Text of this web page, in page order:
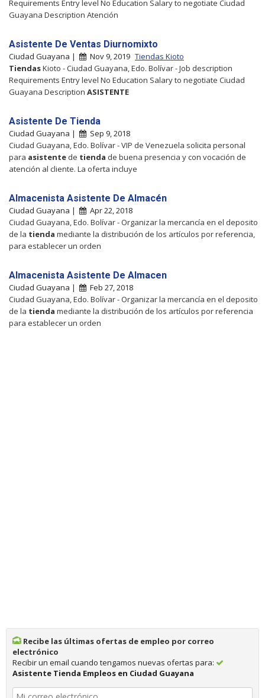
Requirements Entry level No Education Salary to negotiate Ciudad
Guayana Description Atención
Asistente De Ventas Diurnomixto
Ciudad Guayana | Nov 9, 2019 Tiendas Kioto
TiendasKioto - Ciudad Guayana, Edo. Bolívar - Job description
Requirements Entry level No Education Salary to negotiate Ciudad
Guayana Description ASISTENTE
Asistente De Tienda
Ciudad Guayana |
Sep 9, 2018
Ciudad Guayana, Edo. Bolívar - VIP de Venezuela solicita personal
para asistente de tienda de buena presencia y con vocación de
atención al cliente. La oferta incluye
Almacenista Asistente De Almacén
Ciudad Guayana |
Apr 22, 2018
Ciudad Guayana, Edo. Bolívar - Organizar la mercancía en el deposito
de la tienda mediante la distribución de los artículos por referencia,
para establecer un orden
Almacenista Asistente De Almacen
Ciudad Guayana |
Feb 27, 2018
Ciudad Guayana, Edo. Bolívar - Organizar la mercancía en el deposito
de la tienda mediante la distribución de los artículos por referencia
para establecer un orden
Recibe las últimas ofertas de empleo por correo
electrónico
Recibir un email cuando tengamos nuevas ofertas para:
Asistente Tienda Empleos en Ciudad Guayana